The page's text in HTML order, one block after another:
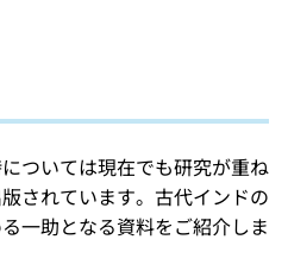
ついては現在でも研究が重ね
されています。古代インドの
一助となる資料をご紹介しま